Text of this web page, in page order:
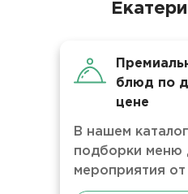
блюд по
цене
В нашем
подборки меню
мероприятия